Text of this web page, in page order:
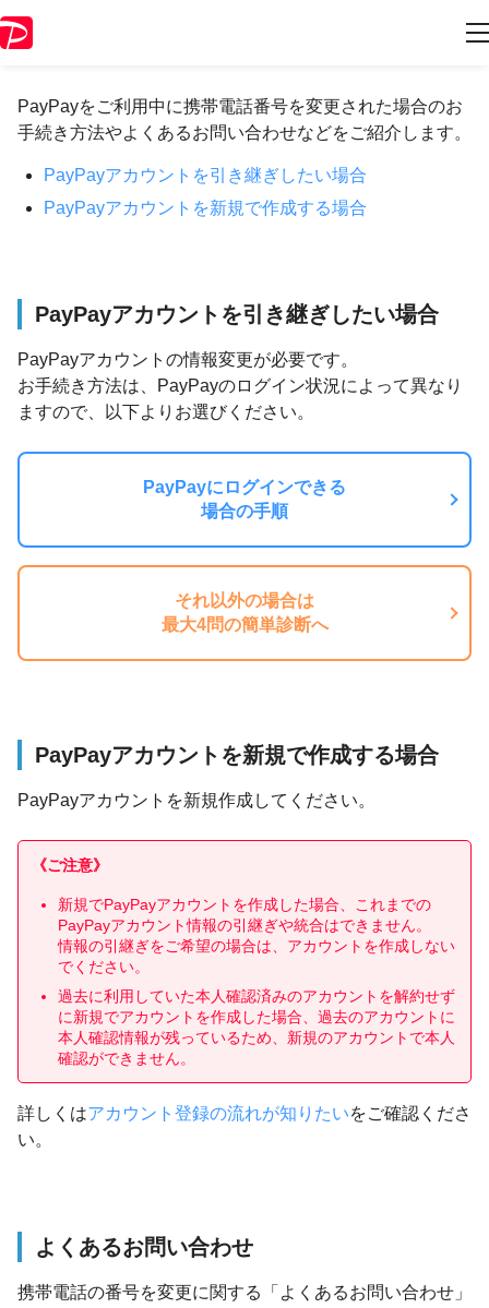
PayPayをご利用中に携帯電話番号を変更された場合のお
手続き方法やよくあるお問い合わせなどをご紹介します。
PayPayアカウントを引き継ぎしたい場合
PayPayアカウントを新規で作成する場合
PayPayアカウントを引き継ぎしたい場合
PayPayアカウントの情報変更が必要です。
お手続き方法は、PayPayのログイン状況によって異なり
ますので、以下よりお選びください。
PayPayにログインできる
場合の手順
それ以外の場合は
最大4問の簡単診断へ
PayPayアカウントを新規で作成する場合
PayPayアカウントを新規作成してください。
《ご注意》
新規でPayPayアカウントを作成した場合、これまでの
PayPayアカウント情報の引継ぎや統合はできません。
情報の引継ぎをご希望の場合は、アカウントを作成しない
でください。
過去に利用していた本人確認済みのアカウントを解約せず
に新規でアカウントを作成した場合、過去のアカウントに
本人確認情報が残っているため、新規のアカウントで本人
確認ができません。
詳しくはアカウント登録の流れが知りたいをご確認くださ
い。
よくあるお問い合わせ
携帯電話の番号を変更に関する「よくあるお問い合わせ」